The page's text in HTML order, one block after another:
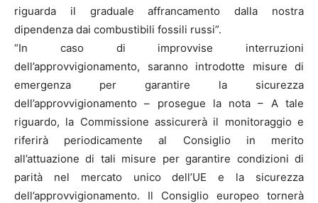
riguarda il graduale affrancamento dalla nostra
dipendenza dai combustibili fossili russi”.
“In caso di improvvise interruzioni
dell’approvvigionamento, saranno introdotte misure di
emergenza per garantire la sicurezza
dell’approvvigionamento – prosegue la nota – A tale
riguardo, la Commissione assicurerà il monitoraggio e
riferirà periodicamente al Consiglio in merito
all’attuazione di tali misure per garantire condizioni di
parità nel mercato unico dell’UE e la sicurezza
dell’approvvigionamento. Il Consiglio europeo tornerà